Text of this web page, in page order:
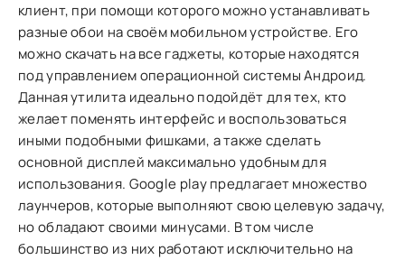
клиент, при помощи которого можно устанавливать
разные обои на своём мобильном устройстве. Его
можно скачать на все гаджеты, которые находятся
под управлением операционной системы Андроид.
Данная утилита идеально подойдёт для тех, кто
желает поменять интерфейс и воспользоваться
иными подобными фишками, а также сделать
основной дисплей максимально удобным для
использования. Google play предлагает множество
лаунчеров, которые выполняют свою целевую задачу,
но обладают своими минусами. В том числе
большинство из них работают исключительно на